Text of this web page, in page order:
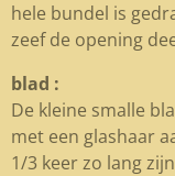
hele bundel is
zeef de opening
blad :
De kleine smalle
met een glashaar
1/3 keer zo lang